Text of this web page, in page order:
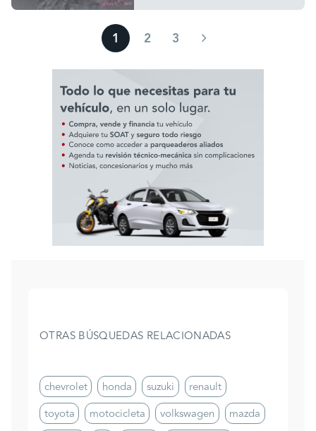
1 2 3
OTRAS BÚSQUEDAS RELACIONADAS
chevrolet honda suzuki
renault
toyota
motocicleta volkswagen
mazda